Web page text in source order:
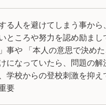
る人を避けてしまう事か
ところや努力を認め励ま
事や 「本人の意思で決め
になっていたら、問題の
学校からの登校刺激を抑
要